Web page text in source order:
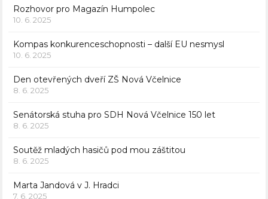
Rozhovor pro Magazín Humpolec
10. 6. 2025
Kompas konkurenceschopnosti – další EU nesmysl
10. 6. 2025
Den otevřených dveří ZŠ Nová Včelnice
8. 6. 2025
Senátorská stuha pro SDH Nová Včelnice 150 let
8. 6. 2025
Soutěž mladých hasičů pod mou záštitou
8. 6. 2025
Marta Jandová v J. Hradci
7. 6. 2025